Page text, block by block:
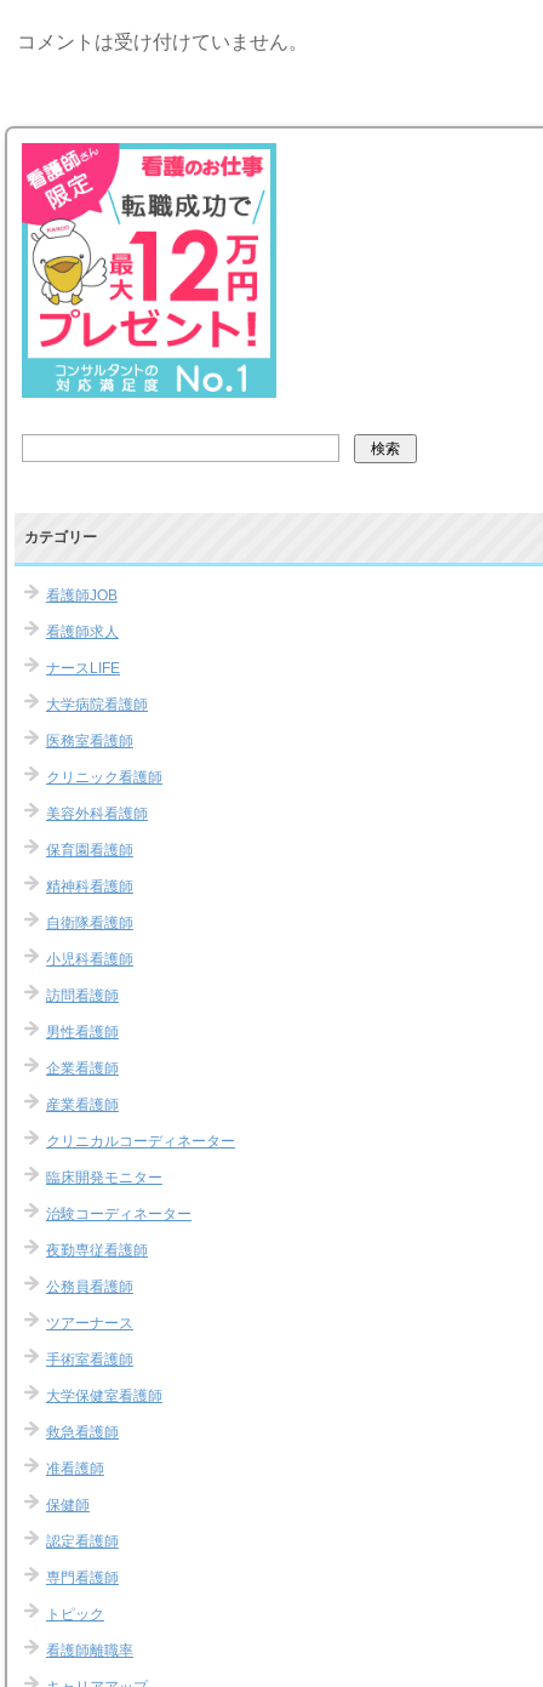
コメントは受け付けていません。
カテゴリー
看護師JOB
看護師求人
ナースLIFE
大学病院看護師
医務室看護師
クリニック看護師
美容外科看護師
保育園看護師
精神科看護師
自衛隊看護師
小児科看護師
訪問看護師
男性看護師
企業看護師
産業看護師
クリニカルコーディネーター
臨床開発モニター
治験コーディネーター
夜勤専従看護師
公務員看護師
ツアーナース
手術室看護師
大学保健室看護師
救急看護師
准看護師
保健師
認定看護師
専門看護師
トピック
看護師離職率